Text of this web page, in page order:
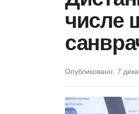
числе
Опубликовано: 7